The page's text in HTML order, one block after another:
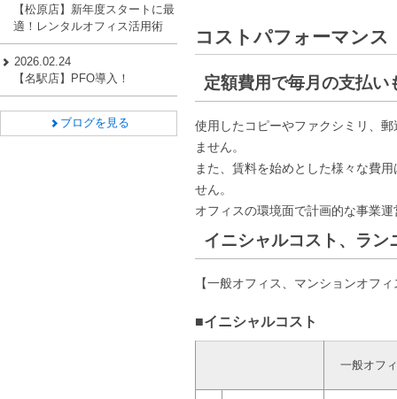
コストパフォーマンス
定額費用で毎月の支払い
使用したコピーやファクシミリ、
ません。
また、賃料を始めとした様々な費
せん。
オフィスの環境面で計画的な事業
イニシャルコスト、ラン
【一般オフィス、マンションオフ
■イニシャルコスト
一般オフ
【松原店】新年度スタートに最
適！レンタルオフィス活用術
2026.02.24
【名駅店】PFO導入！
ブログを見る